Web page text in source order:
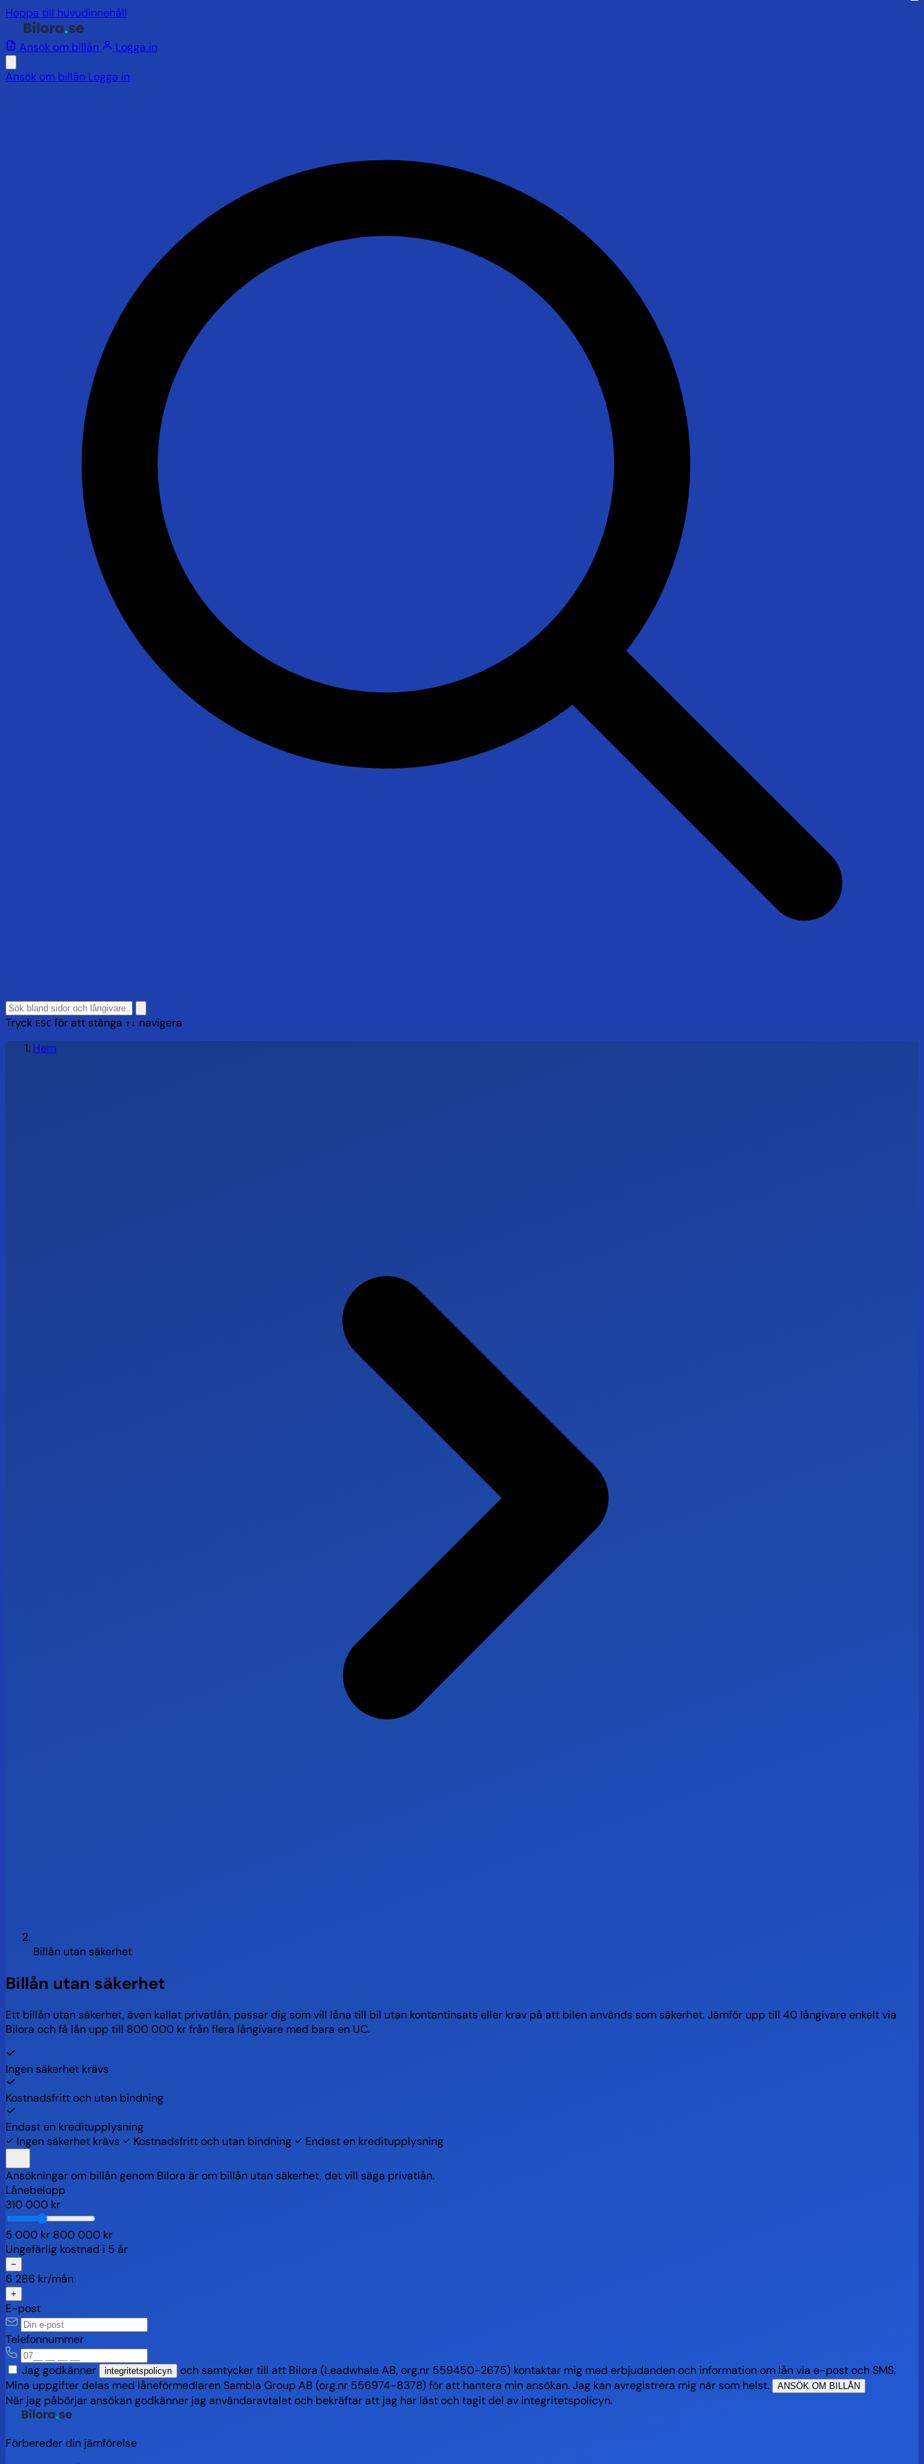
Hoppa till huvudinnehåll
Ansök om billån Logga in
Ansök om billån Logga in
Tryck ESC för att stänga ↑↓ navigera
Hem
Billån utan säkerhet
Billån utan säkerhet
Ett billån utan säkerhet, även kallat privatlån, passar dig som vill låna till bil utan kontantinsats eller krav på att bilen används som säkerhet. Jämför upp till 40 långivare enkelt via
Bilora och få lån upp till 800 000 kr från flera långivare med bara en UC.
Ingen säkerhet krävs
Kostnadsfritt och utan bindning
Endast en kreditupplysning
Ingen säkerhet krävs
Kostnadsfritt och utan bindning Endast en kreditupplysning
Ansökningar om billån genom Bilora är om billån utan säkerhet, det vill säga privatlån.
Lånebelopp
310 000 kr
5 000 kr 800 000 kr
Ungefärlig kostnad i 5 år
−
6 286 kr/mån
+
E-post
Telefonnummer
Jag godkänner integritetspolicyn
och samtycker till att Bilora (Leadwhale AB, org.nr 559450-2675) kontaktar mig med erbjudanden och information om lån via e-post och SMS.
Mina uppgifter delas med låneförmedlaren Sambla Group AB (org.nr 556974-8378) för att hantera min ansökan. Jag kan avregistrera mig när som helst.
ANSÖK OM BILLÅN
När jag påbörjar ansökan godkänner jag användaravtalet och bekräftar att jag har läst och tagit del av integritetspolicyn.
Förbereder din jämförelse